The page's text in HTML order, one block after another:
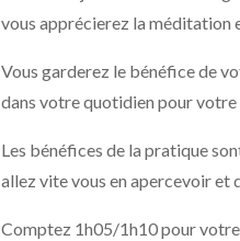
vous apprécierez la méditation
Vous garderez le bénéfice de
dans votre quotidien pour
Les bénéfices de la pratique
allez vite vous en apercevoir et
Comptez 1h05/1h10 pour